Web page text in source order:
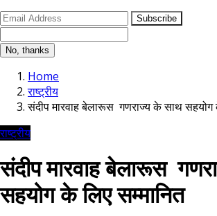
Subscribe
No, thanks
Home
राष्ट्रीय
संदीप मारवाह बेलारूस गणराज्य के साथ सहयोग
राष्ट्रीय
संदीप मारवाह बेलारूस
सहयोग के लिए सम्मानित